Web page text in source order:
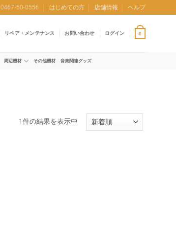
0467-50-0556 はじめての方 店舗情報 ヘルプ
リペア・メンテナンス お問い合わせ ログイン 0
周辺機材 その他機材 音楽関連グッズ
1件の結果を表示中